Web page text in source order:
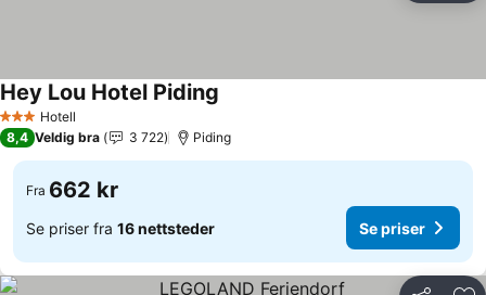
3 StjernerHotell
Hey Lou Hotel Piding
8,4 Veldig bra 3 722 Piding
Fra 662 kr
Se priser fra 16 nettsteder Se priser